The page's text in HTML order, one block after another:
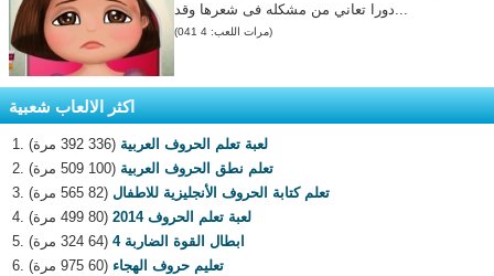
دورا تعاني من مشكله فى شعرها وقد...
(مرات اللعب: 4 041)
اكثر الالعاب شعبية
لعبة تعلم الحروف العربية (336 392 مرة)
تعلم نطق الحروف العربية (100 509 مرة)
تعلم كتابة الحروف الأنجليزية للاطفال (82 565 مرة)
لعبة تعلم الحروف 2014
(80 499 مرة)
ابطال القوة الضاربة 4
(64 324 مرة)
تعليم حروف الهجاء (60 975 مرة)